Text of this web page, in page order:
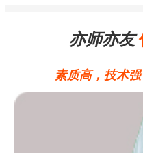
亦师亦友
素质高，技术强